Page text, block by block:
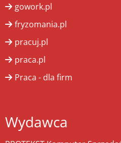
gowork.pl
fryzomania.pl
pracuj.pl
praca.pl
Praca - dla firm
Wydawca